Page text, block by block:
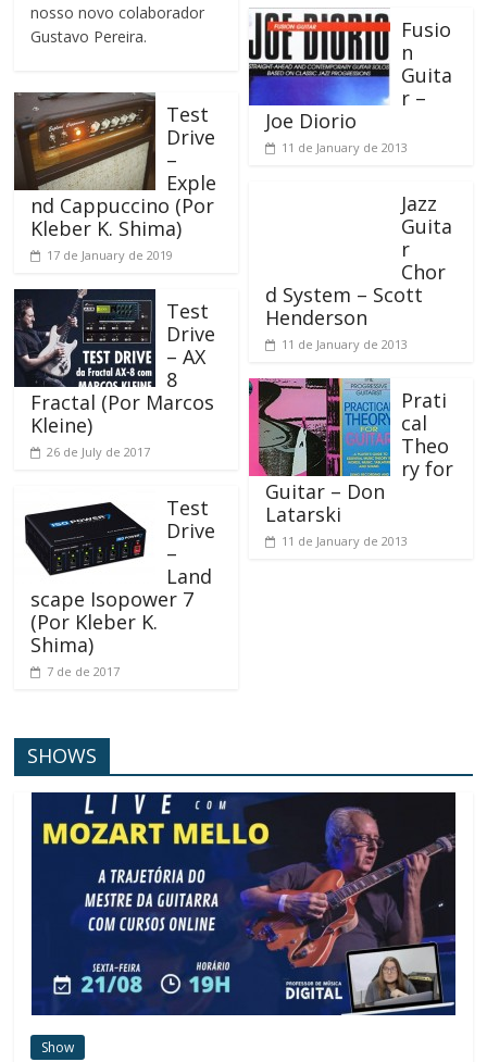
nosso novo colaborador
Gustavo Pereira.
Test
Drive
–
Exple
nd Cappuccino (Por
Kleber K. Shima)
17 de January de 2019
Test
Drive
– AX
8
Fractal (Por Marcos
Kleine)
26 de July de 2017
Test
Drive
–
Land
scape Isopower 7
(Por Kleber K.
Shima)
7 de de 2017
Fusio
n
Guita
r –
Joe Diorio
11 de January de 2013
Jazz
Guita
r
Chor
d System – Scott
Henderson
11 de January de 2013
Prati
cal
Theo
ry for
Guitar – Don
Latarski
11 de January de 2013
SHOWS
Show